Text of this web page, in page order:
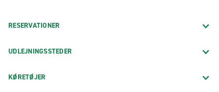
RESERVATIONER
UDLEJNINGSSTEDER
KØRETØJER